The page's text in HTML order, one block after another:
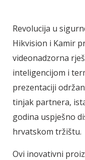
Revolucija u
Hikvision i Kamir
videonadzorna
inteligencijom i
prezentaciji
tinjak partnera,
godina uspješno
hrvatskom tržištu.
Ovi inovativni